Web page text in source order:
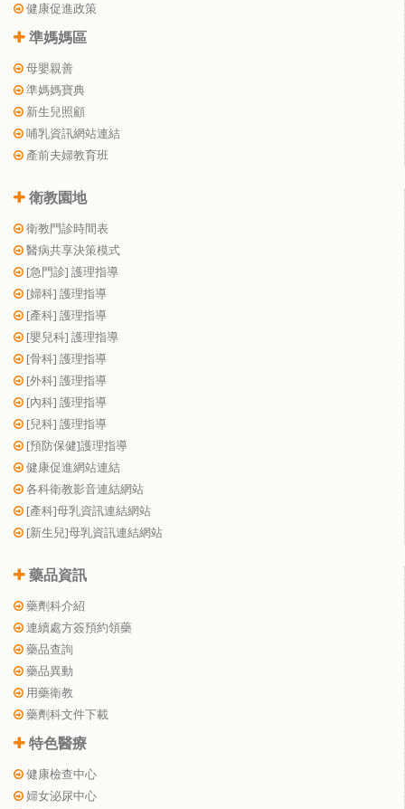
健康促進政策
準媽媽區
母嬰親善
準媽媽寶典
新生兒照顧
哺乳資訊網站連結
產前夫婦教育班
衛教園地
衛教門診時間表
醫病共享決策模式
[急門診] 護理指導
[婦科] 護理指導
[產科] 護理指導
[嬰兒科] 護理指導
[骨科] 護理指導
[外科] 護理指導
[內科] 護理指導
[兒科] 護理指導
[預防保健]護理指導
健康促進網站連結
各科衛教影音連結網站
[產科]母乳資訊連結網站
[新生兒]母乳資訊連結網站
藥品資訊
藥劑科介紹
連續處方簽預約領藥
藥品查詢
藥品異動
用藥衛教
藥劑科文件下載
特色醫療
健康檢查中心
婦女泌尿中心